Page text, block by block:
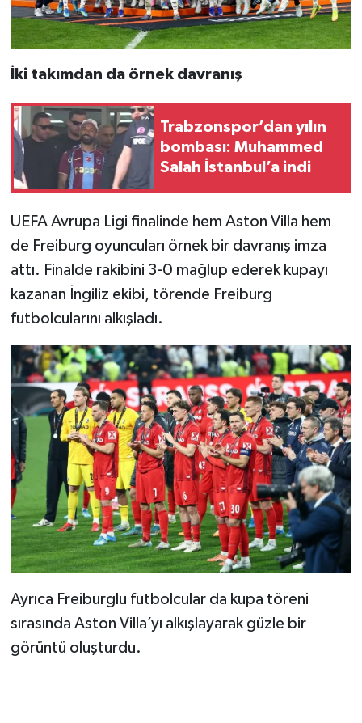
İki takımdan da örnek davranış
Trabzonspor’dan yılın
bombası: Muhammed
Salah İstanbul’a indi
UEFA Avrupa Ligi finalinde hem Aston Villa hem
de Freiburg oyuncuları örnek bir davranış imza
attı. Finalde rakibini 3-0 mağlup ederek kupayı
kazanan İngiliz ekibi, törende Freiburg
futbolcularını alkışladı.
Ayrıca Freiburglu futbolcular da kupa töreni
sırasında Aston Villa’yı alkışlayarak güzle bir
görüntü oluşturdu.